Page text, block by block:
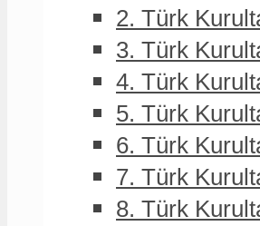
2. Türk
3. Türk
4. Türk
5. Türk
6. Türk
7. Türk
8. Türk